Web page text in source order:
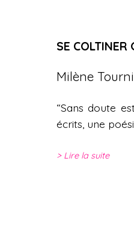
SE COLTINER
Milène
“Sans doute
écrits, une
Lire la suite